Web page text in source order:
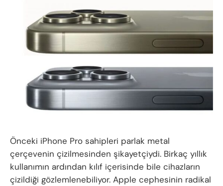
Önceki iPhone Pro sahipleri parlak metal
çerçevenin çizilmesinden şikayetçiydi. Birkaç yıllık
kullanımın ardından kılıf içerisinde bile cihazların
çizildiği gözlemlenebiliyor. Apple cephesinin radikal